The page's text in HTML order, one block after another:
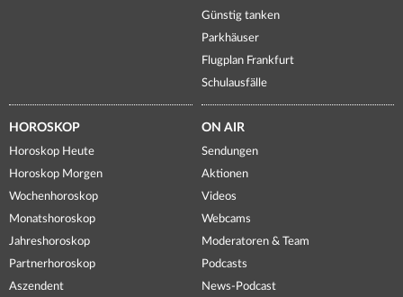
Günstig tanken
Parkhäuser
Flugplan Frankfurt
Schulausfälle
HOROSKOP
Horoskop Heute
Horoskop Morgen
Wochenhoroskop
Monatshoroskop
Jahreshoroskop
Partnerhoroskop
Aszendent
ON AIR
Sendungen
Aktionen
Videos
Webcams
Moderatoren & Team
Podcasts
News-Podcast